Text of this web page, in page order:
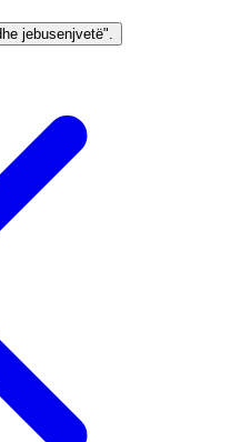
jebusenjvetë".